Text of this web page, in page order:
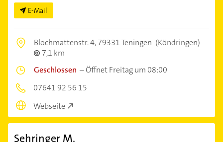
E-Mail
Blochmattenstr. 4,79331 Teningen (Köndringen)
7,1 km
Geschlossen –Öffnet Freitag um 08:00
07641 92 56 15
Webseite
Sehringer M.